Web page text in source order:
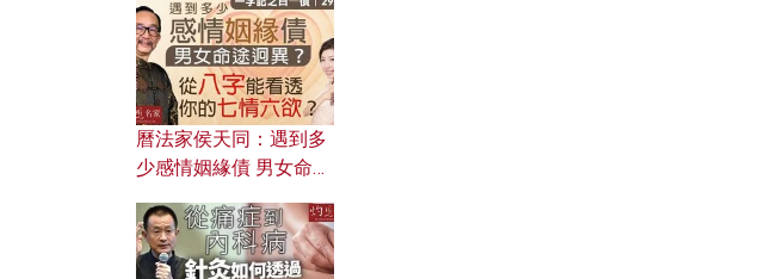
曆法家侯天同：遇到多
少感情姻緣債 男女命途
的七情六欲？